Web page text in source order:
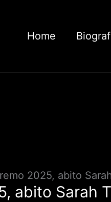
Home
2025, abito
abito Sarah